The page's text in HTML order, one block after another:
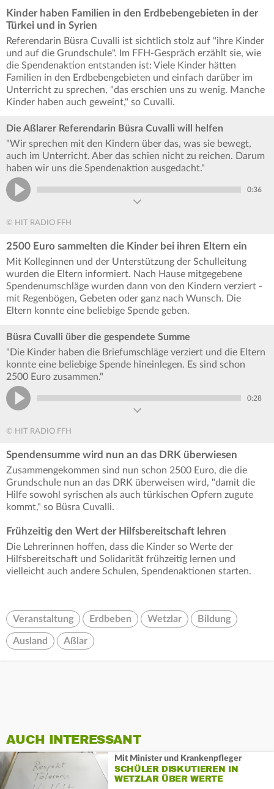
Kinder haben Familien in den Erdbebengebieten in der
Türkei und in Syrien
Referendarin Büsra Cuvalli ist sichtlich stolz auf "ihre Kinder
und auf die Grundschule". Im FFH-Gespräch erzählt sie, wie
die Spendenaktion entstanden ist: Viele Kinder hätten
Familien in den Erdbebengebieten und einfach darüber im
Unterricht zu sprechen, "das erschien uns zu wenig. Manche
Kinder haben auch geweint," so Cuvalli.
Die Aßlarer Referendarin Büsra Cuvalli will helfen
"Wir sprechen mit den Kindern über das, was sie bewegt,
auch im Unterricht. Aber das schien nicht zu reichen. Darum
haben wir uns die Spendenaktion ausgedacht."
0:36
© HIT RADIO FFH
2500 Euro sammelten die Kinder bei ihren Eltern ein
Mit Kolleginnen und der Unterstützung der Schulleitung
wurden die Eltern informiert. Nach Hause mitgegebene
Spendenumschläge wurden dann von den Kindern verziert -
mit Regenbögen, Gebeten oder ganz nach Wunsch. Die
Eltern konnte eine beliebige Spende geben.
Büsra Cuvalli über die gespendete Summe
"Die Kinder haben die Briefumschläge verziert und die Eltern
konnte eine beliebige Spende hineinlegen. Es sind schon
2500 Euro zusammen."
0:28
© HIT RADIO FFH
Spendensumme wird nun an das DRK überwiesen
Zusammengekommen sind nun schon 2500 Euro, die die
Grundschule nun an das DRK überweisen wird, "damit die
Hilfe sowohl syrischen als auch türkischen Opfern zugute
kommt," so Büsra Cuvalli.
Frühzeitig den Wert der Hilfsbereitschaft lehren
Die Lehrerinnen hoffen, dass die Kinder so Werte der
Hilfsbereitschaft und Solidarität frühzeitig lernen und
vielleicht auch andere Schulen, Spendenaktionen starten.
Veranstaltung Erdbeben Wetzlar Bildung
Ausland Aßlar
AUCH INTERESSANT
Mit Minister und Krankenpfleger
SCHÜLER DISKUTIEREN IN
WETZLAR ÜBER WERTE